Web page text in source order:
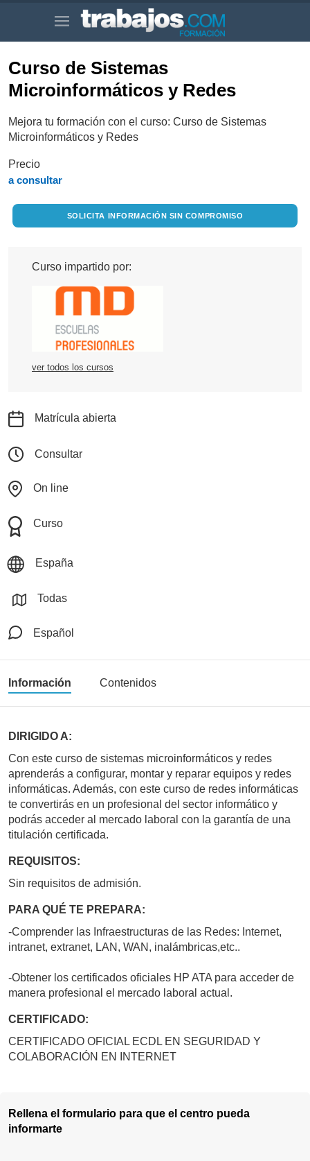
Curso de Sistemas
Microinformáticos y Redes
Mejora tu formación con el curso: Curso de Sistemas
Microinformáticos y Redes
Precio
a consultar
SOLICITA INFORMACIÓN SIN COMPROMISO
Curso impartido por:
ver todos los cursos
Matrícula abierta
Consultar
On line
Curso
España
Todas
Español
Información Contenidos
DIRIGIDO A:
Con este curso de sistemas microinformáticos y redes
aprenderás a configurar, montar y reparar equipos y redes
informáticas. Además, con este curso de redes informáticas
te convertirás en un profesional del sector informático y
podrás acceder al mercado laboral con la garantía de una
titulación certificada.
REQUISITOS:
Sin requisitos de admisión.
PARA QUÉ TE PREPARA:
-Comprender las Infraestructuras de las Redes: Internet,
intranet, extranet, LAN, WAN, inalámbricas,etc..
-Obtener los certificados oficiales HP ATA para acceder de
manera profesional el mercado laboral actual.
CERTIFICADO:
CERTIFICADO OFICIAL ECDL EN SEGURIDAD Y
COLABORACIÓN EN INTERNET
Rellena el formulario para que el centro pueda
informarte